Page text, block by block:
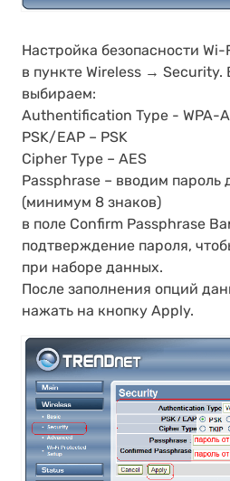
Настройка безопасности
в пункте Wireless →
выбираем:
Authentification Type - WPA-
PSK/EAP – PSK
Cipher Type – AES
Passphrase – вводим пароль
(минимум 8 знаков)
в поле Confirm Passphrase
подтверждение пароля,
при наборе данных.
После заполнения опций
нажать на кнопку Apply.